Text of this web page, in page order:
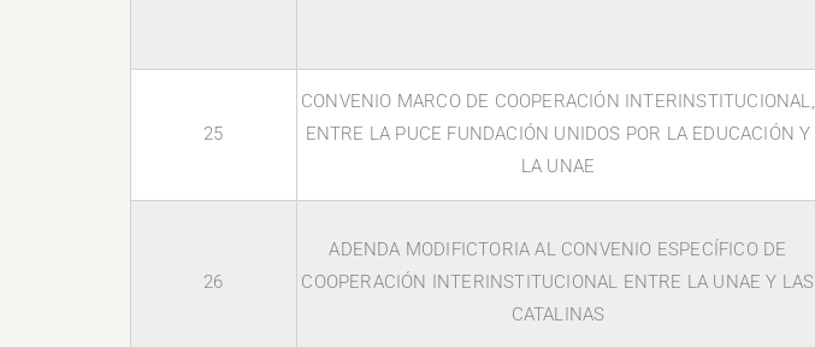
25
CONVENIO MARCO DE COOPERACIÓN INTERINSTITUCIONAL,
ENTRE LA PUCE FUNDACIÓN UNIDOS POR LA EDUCACIÓN Y
LA UNAE
26
ADENDA MODIFICTORIA AL CONVENIO ESPECÍFICO DE
COOPERACIÓN INTERINSTITUCIONAL ENTRE LA UNAE Y LAS
CATALINAS